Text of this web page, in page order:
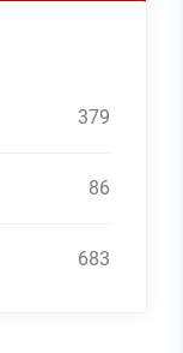
379
86
683